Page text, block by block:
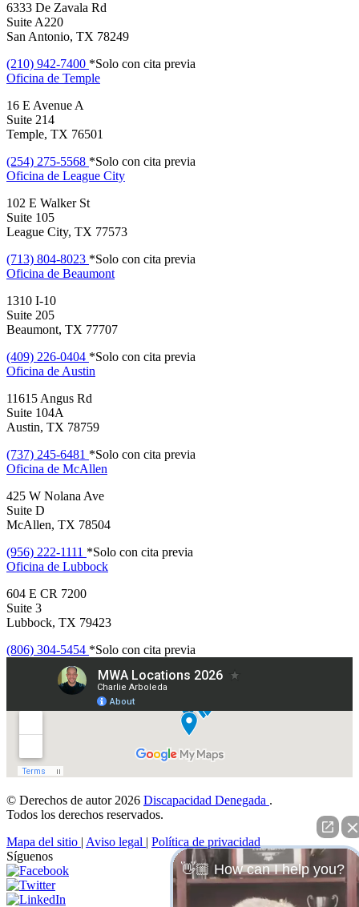
6333 De Zavala Rd
Suite A220
San Antonio, TX 78249
(210) 942-7400 *Solo con cita previa
Oficina de Temple
16 E Avenue A
Suite 214
Temple, TX 76501
(254) 275-5568 *Solo con cita previa
Oficina de League City
102 E Walker St
Suite 105
League City, TX 77573
(713) 804-8023 *Solo con cita previa
Oficina de Beaumont
1310 I-10
Suite 205
Beaumont, TX 77707
(409) 226-0404 *Solo con cita previa
Oficina deAustin
11615 Angus Rd
Suite 104A
Austin, TX 78759
(737) 245-6481 *Solo con cita previa
Oficina de McAllen
425 W Nolana Ave
Suite D
McAllen, TX 78504
(956) 222-1111 *Solo con cita previa
Oficina de Lubbock
604 E CR 7200
Suite 3
Lubbock, TX 79423
(806) 304-5454 *Solo con cita previa
© Derechos de autor 2026 Discapacidad Denegada .
Todos los derechos reservados.
Mapa del sitio | Aviso legal | Política de privacidad
Síguenos
👋🏼 How can I help you?